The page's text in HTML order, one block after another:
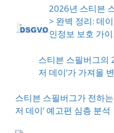
2026년 스티븐
> 완벽 정리: 데
인정보 보호 가
스티븐 스필버그의
저 데이’가 가져올
스티븐 스필버그가 전하
저 데이’ 예고편 심층 분석